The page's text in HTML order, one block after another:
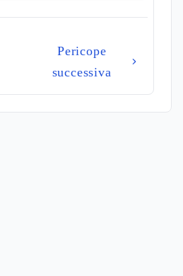
Pericope
successiva